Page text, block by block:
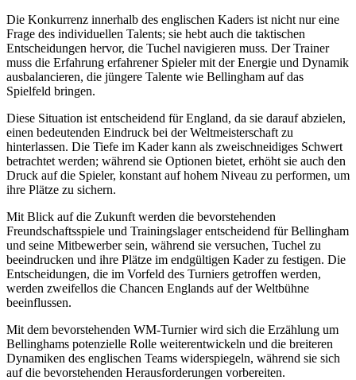
Die Konkurrenz innerhalb des englischen Kaders ist nicht nur eine
Frage des individuellen Talents; sie hebt auch die taktischen
Entscheidungen hervor, die Tuchel navigieren muss. Der Trainer
muss die Erfahrung erfahrener Spieler mit der Energie und Dynamik
ausbalancieren, die jüngere Talente wie Bellingham auf das
Spielfeld bringen.
Diese Situation ist entscheidend für England, da sie darauf abzielen,
einen bedeutenden Eindruck bei der Weltmeisterschaft zu
hinterlassen. Die Tiefe im Kader kann als zweischneidiges Schwert
betrachtet werden; während sie Optionen bietet, erhöht sie auch den
Druck auf die Spieler, konstant auf hohem Niveau zu performen, um
ihre Plätze zu sichern.
Mit Blick auf die Zukunft werden die bevorstehenden
Freundschaftsspiele und Trainingslager entscheidend für Bellingham
und seine Mitbewerber sein, während sie versuchen, Tuchel zu
beeindrucken und ihre Plätze im endgültigen Kader zu festigen. Die
Entscheidungen, die im Vorfeld des Turniers getroffen werden,
werden zweifellos die Chancen Englands auf der Weltbühne
beeinflussen.
Mit dem bevorstehenden WM-Turnier wird sich die Erzählung um
Bellinghams potenzielle Rolle weiterentwickeln und die breiteren
Dynamiken des englischen Teams widerspiegeln, während sie sich
auf die bevorstehenden Herausforderungen vorbereiten.